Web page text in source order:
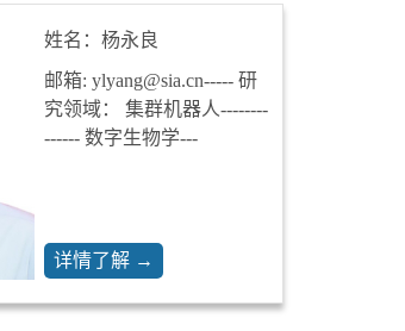
姓名：杨永良
邮箱: ylyang@sia.cn----- 研
究领域： 集群机器人--------
------ 数字生物学---
详情了解 →